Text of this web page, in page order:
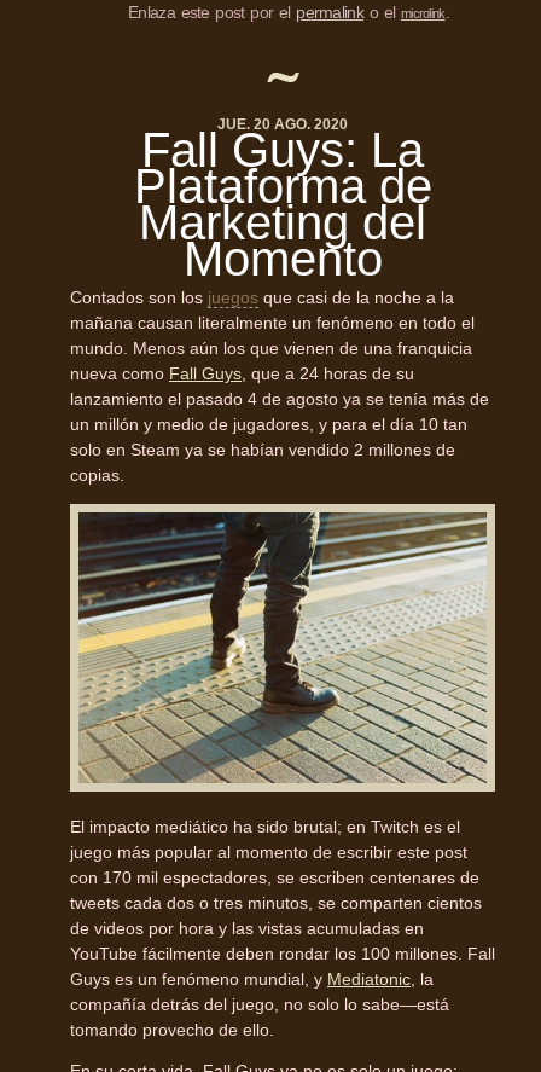
Enlaza este post por el permalinko el microlink
JUE. 20 AGO. 2020
Fall Guys: La
Plataforma de
Marketing del
Momento
Contados son los juegos que casi de la noche a la
mañana causan literalmente un fenómeno en todo el
mundo. Menos aún los que vienen de una franquicia
nueva como Fall Guys , que a 24 horas de su
lanzamiento el pasado 4 de agosto ya se tenía más de
un millón y medio de jugadores, y para el día 10 tan
solo en Steam ya se habían vendido 2 millones de
copias.
El impacto mediático ha sido brutal; en Twitch es el
juego más popular al momento de escribir este post
con 170 mil espectadores, se escriben centenares de
tweets cada dos o tres minutos, se comparten cientos
de videos por hora y las vistas acumuladas en
YouTube fácilmente deben rondar los 100 millones. Fall
Guys es un fenómeno mundial, y Mediatonic , la
compañía detrás del juego, no solo lo sabe—está
tomando provecho de ello.